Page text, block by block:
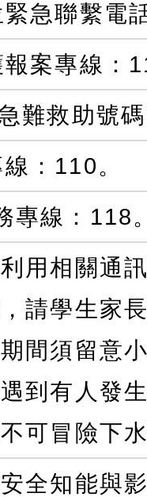
急聯繫電
案專線：
難救助號
：110。
專線：118
用相關通
請學生家
間須留意
到有人發
可冒險下
全知能與